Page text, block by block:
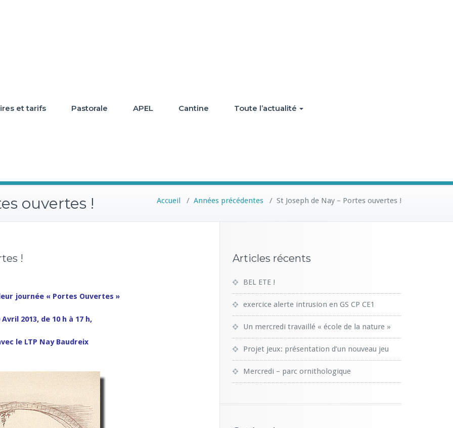
et tarifs Pastorale APEL Cantine Toute l’actualité
ouvertes ! Accueil / Années précédentes / St Joseph de Nay – Portes ouvertes !
!
journée « Portes Ouvertes »
2013, de 10 h à 17 h,
le LTP Nay Baudreix
Articles récents
BEL ETE !
exercice alerte intrusion en GS CP CE1
Un mercredi travaillé « école de la nature »
Projet jeux: présentation d’un nouveau jeu
Mercredi – parc ornithologique